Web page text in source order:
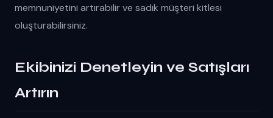
memnuniyetini artırabilir ve sadık müşteri kitlesi
oluşturabilirsiniz.
Ekibinizi Denetleyin ve Satışları
Artırın